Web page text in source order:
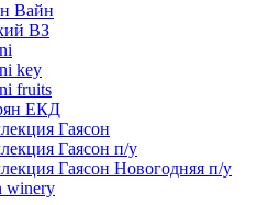
Вайн
ВЗ
key
fruits
ЕКД
Гаясон
Гаясон п/у
Гаясон Новогодняя п/у
winery